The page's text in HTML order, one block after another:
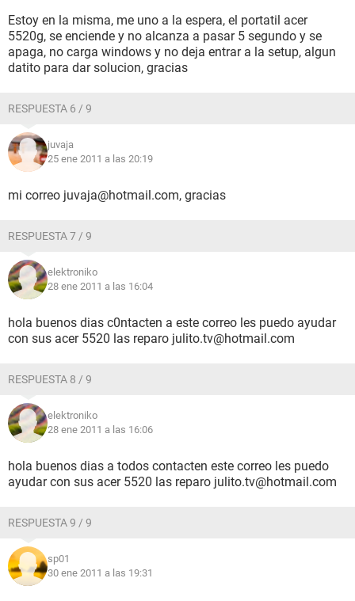
Estoy en la misma, me uno a la espera, el portatil acer
5520g, se enciende y no alcanza a pasar 5 segundo y se
apaga, no carga windows y no deja entrar a la setup, algun
datito para dar solucion, gracias
RESPUESTA 6 / 9
juvaja
25 ene 2011 a las 20:19
mi correo juvaja@hotmail.com, gracias
RESPUESTA 7 / 9
elektroniko
28 ene 2011 a las 16:04
hola buenos dias c0ntacten a este correo les puedo ayudar
con sus acer 5520 las reparo julito.tv@hotmail.com
RESPUESTA 8 / 9
elektroniko
28 ene 2011 a las 16:06
hola buenos dias a todos contacten este correo les puedo
ayudar con sus acer 5520 las reparo julito.tv@hotmail.com
RESPUESTA 9 / 9
sp01
30 ene 2011 a las 19:31